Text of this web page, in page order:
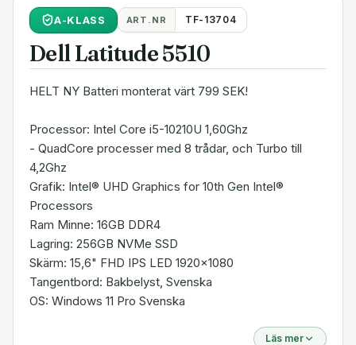
A-KLASS ART.NR TF-13704
Dell Latitude 5510
HELT NY Batteri monterat värt 799 SEK!
Processor: Intel Core i5-10210U 1,60Ghz
- QuadCore processer med 8 trådar, och Turbo till
4,2Ghz
Grafik: Intel® UHD Graphics for 10th Gen Intel®
Processors
Ram Minne: 16GB DDR4
Lagring: 256GB NVMe SSD
Skärm: 15,6" FHD IPS LED 1920x1080
Tangentbord: Bakbelyst, Svenska
OS: Windows 11 Pro Svenska
Läs mer